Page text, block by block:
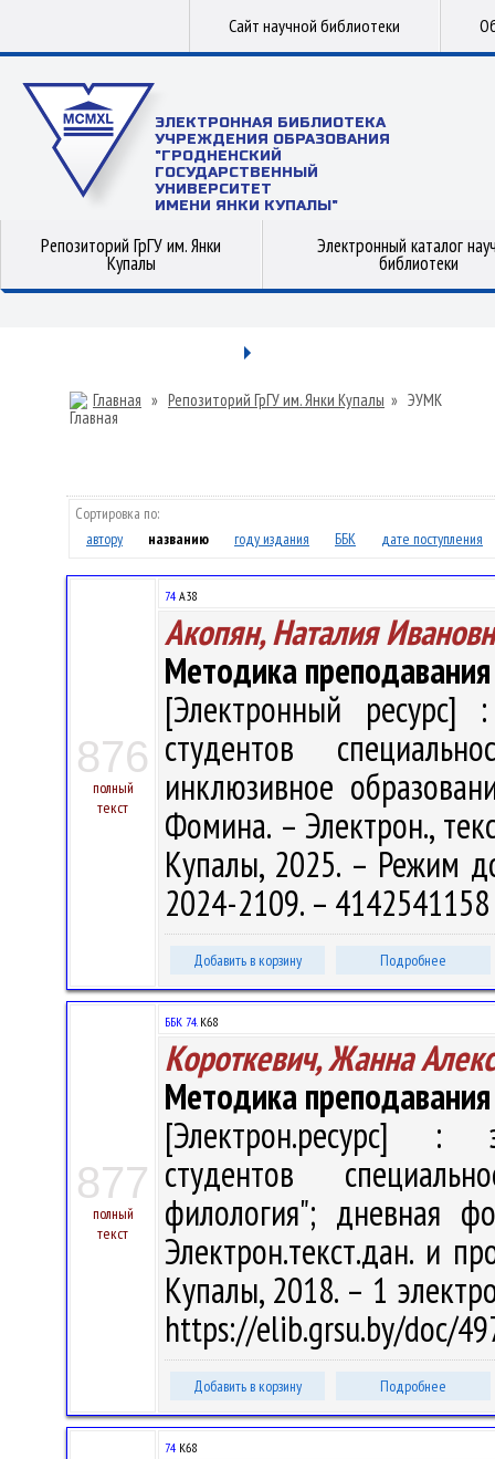
Сайт научной библиотеки
ЭЛЕКТРОННАЯ БИБЛИОТЕКА
УЧРЕЖДЕНИЯ ОБРАЗОВАНИЯ
"ГРОДНЕНСКИЙ
ГОСУДАРСТВЕННЫЙ
УНИВЕРСИТЕТ
ИМЕНИ ЯНКИ КУПАЛЫ"
Репозиторий ГрГУ им. Янки
Купалы
Электронный каталог
библиотеки
Главная » Репозиторий ГрГУ им. Янки Купалы » ЭУМК
Сортировка по:
автору
названию году издания ББК дате поступления
876
полный
текст
74 А38
Акопян, Наталия
Методика преподавания
[Электронный ресурс]
студентов
инклюзивное
Фомина. – Электрон.,
Купалы, 2025. – Режим
2024-2109. –
Добавить в корзину Подробнее
877
полный
текст
ББК 74.К68
Короткевич, Жанна
Методика
[Электрон.ресурс] :
студентов
филология"; дневная
Электрон.текст.дан. и
Купалы, 2018. – 1
https://elib.grsu.by/doc/
Добавить в корзину Подробнее
74 К68